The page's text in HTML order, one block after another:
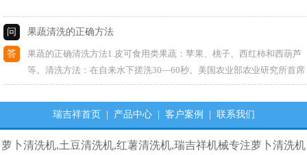
问 果蔬清洗的正确方法
答
果蔬的正确清洗方法1.皮可食用类果蔬：苹果、桃子、西红柿和西葫芦
等。清洗方法：在自来水下搓洗30—60秒。美国农业部农业研究所首席
科学家布伦达·尼米拉博士表示，自来水冲洗有助于去除果蔬上98...
瑞吉祥首页 产品中心 客户案例 联系我们
萝卜清洗机,土豆清洗机,红薯清洗机,瑞吉祥机械专注萝卜清洗机